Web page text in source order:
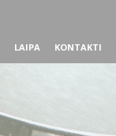
LAIPA KONTAKTI